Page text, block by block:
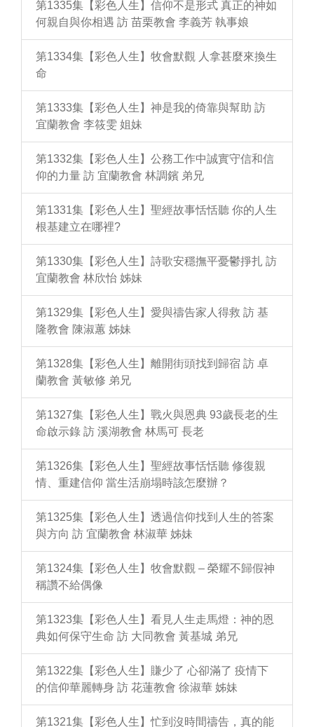
第1335集【彩色人生】信仰不是形式 真正的神如
何親自與你相遇 訪 苗栗教會 李義芳 執事娘
第1334集【彩色人生】牧會默觀 人拿甚麼來換生
命
第1333集【彩色人生】神是我的倚靠與幫助 訪
宜蘭教會 李筱雯 姐妹
第1332集【彩色人生】公務工作中誠實守信和信
仰的力量 訪 宜蘭教會 林調鑌 弟兄
第1331集【彩色人生】聖經故事恬恬聽 你的人生
根基建立在哪裡?
第1330集【彩色人生】詩歌安穩撫平憂鬱掙扎 訪
宜蘭教會 林欣怡 姊妹
第1329集【彩色人生】愛與禱告家人得救 訪 基
隆教會 陳淑蕙 姊妹
第1328集【彩色人生】離開街頭找到歸宿 訪 卓
蘭教會 黃敏修 弟兄
第1327集【彩色人生】戰火與恩典 93歲長老的生
命啟示錄 訪 溪湖教會 林馬可 長老
第1326集【彩色人生】聖經故事恬恬聽 修復親
情、重建信仰 當生活崩塌時該怎麼辦？
第1325集【彩色人生】透過信仰找到人生的答案
與方向 訪 宜蘭教會 林淑華 姊妹
第1324集【彩色人生】牧會默觀 – 榮耀不歸假神
稱讚不給偶像
第1323集【彩色人生】看見人生走馬燈：神的恩
典如何保守生命 訪 大同教會 黃基城 弟兄
第1322集【彩色人生】賺少了 心卻滿了 疫情下
的信仰華麗轉身 訪 花蓮教會 徐淑華 姊妹
第1321集【彩色人生】忙到沒時間禱告，真的能